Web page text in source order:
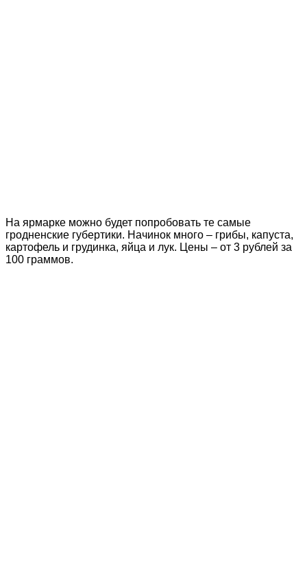
На ярмарке можно будет попробовать те самые
гродненские губертики. Начинок много – грибы, капуста,
картофель и грудинка, яйца и лук. Цены – от 3 рублей за
100 граммов.